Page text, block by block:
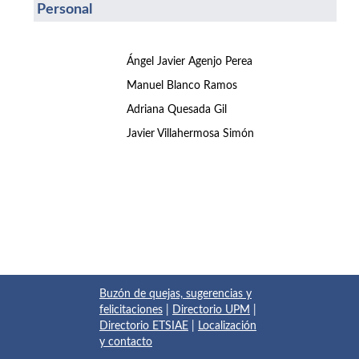
Personal
Ángel Javier Agenjo Perea
Manuel Blanco Ramos
Adriana Quesada Gil
Javier Villahermosa Simón
Buzón de quejas, sugerencias y
felicitaciones
Directorio UPM
Directorio ETSIAE
Localización
y contacto